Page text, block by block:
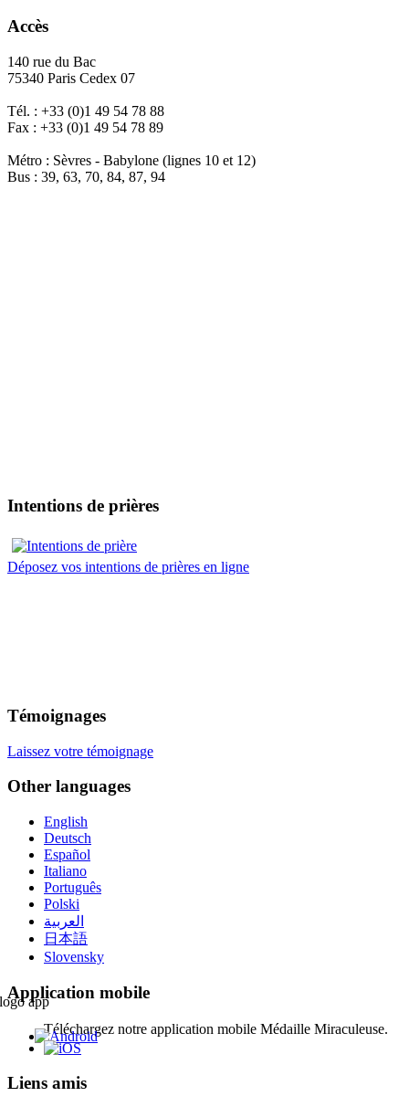
Accès
140 rue du Bac
75340 Paris Cedex 07
Tél. : +33 (0)1 49 54 78 88
Fax : +33 (0)1 49 54 78 89
Métro : Sèvres - Babylone (lignes 10 et 12)
Bus : 39, 63, 70, 84, 87, 94
Intentions de prières
Déposez vos intentions de prières en ligne
Témoignages
Laissez votre témoignage
Other languages
English
Deutsch
Español
Italiano
Português
Polski
العربية
日本語
Slovensky
Application mobile
Téléchargez notre application mobile Médaille Miraculeuse.
Liens amis